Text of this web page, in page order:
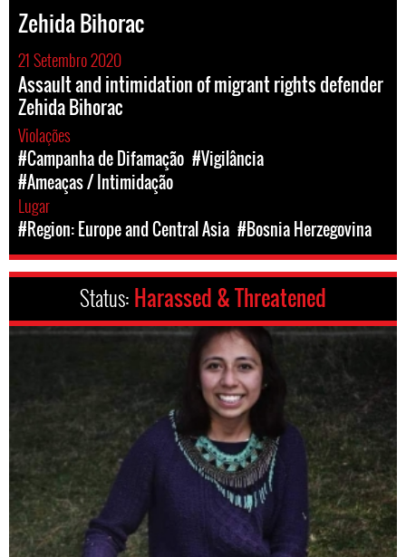
Zehida Bihorac
21 Setembro 2020
Assault and intimidation of migrant rights defender
Zehida Bihorac
Violações
#Campanha de Difamação #Vigilância
#Ameaças / Intimidação
Lugar
#Region: Europe and Central Asia #Bosnia Herzegovina
Status: Harassed & Threatened